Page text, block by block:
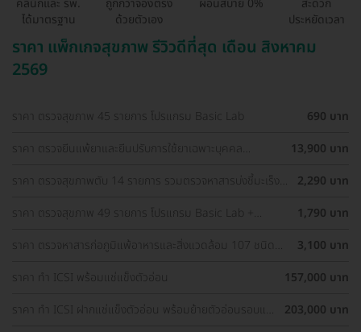
คลินิกและ รพ.
ได้มาตรฐาน
ถูกกว่าจองตรง
ด้วยตัวเอง
ผ่อนสบาย 0%
สะดวก
ประหยัดเวลา
ราคา แพ็กเกจสุขภาพ รีวิวดีที่สุด เดือน สิงหาคม
2569
ราคา ตรวจสุขภาพ 45 รายการ โปรแกรม Basic Lab
690 บาท
ราคา ตรวจยีนแพ้ยาและยีนปรับการใช้ยาเฉพาะบุคคล
13,900 บาท
ราคา ตรวจสุขภาพตับ 14 รายการ รวมตรวจหาสารบ่งชี้มะเร็ง
ไป
2,290 บาท
ราคา ตรวจสุขภาพ 49 รายการ โปรแกรม Basic Lab +
1,790 บาท
ราคา ตรวจหาสารก่อภูมิแพ้อาหารและสิ่งแวดล้อม 107 ชนิด
3,100 บาท
ราคา ทำ ICSI พร้อมแช่แข็งตัวอ่อน
157,000 บาท
ราคา ทำ ICSI ฝากแช่แข็งตัวอ่อน พร้อมย้ายตัวอ่อนรอบแช่
203,000 บาท